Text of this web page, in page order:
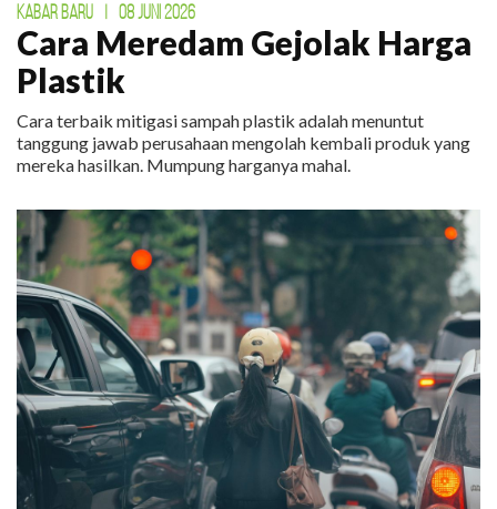
KABAR BARU 08 JUNI 2026
Cara Meredam Gejolak Harga
Plastik
Cara terbaik mitigasi sampah plastik adalah menuntut
tanggung jawab perusahaan mengolah kembali produk yang
mereka hasilkan. Mumpung harganya mahal.